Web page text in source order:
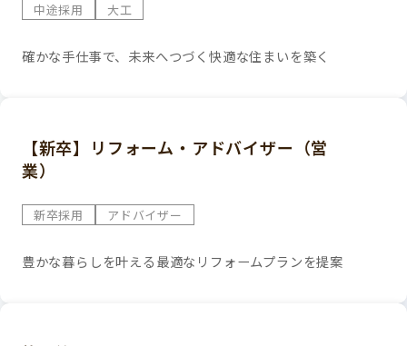
中途採用 大工
確かな手仕事で、未来へつづく快適な住まいを築く
【新卒】リフォーム・アドバイザー（営
業）
新卒採用 アドバイザー
豊かな暮らしを叶える最適なリフォームプランを提案